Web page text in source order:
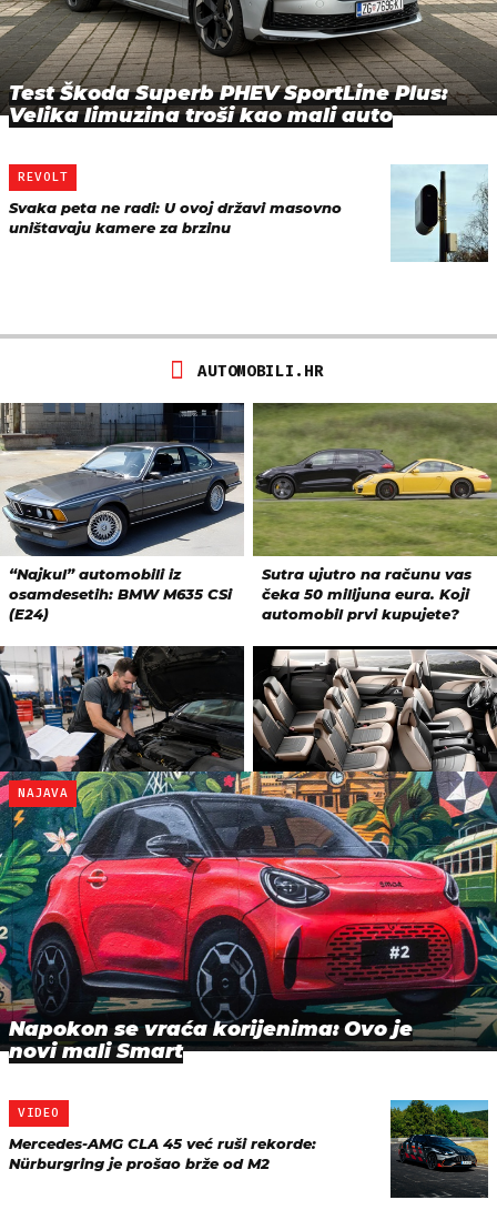
Test Škoda Superb PHEV SportLine Plus:
Velika limuzina troši kao mali auto
REVOLT
Svaka peta ne radi: U ovoj državi masovno
uništavaju kamere za brzinu
NAJAVA
Napokon se vraća korijenima: Ovo je
novi mali Smart
VIDEO
Mercedes-AMG CLA 45 već ruši rekorde:
Nürburgring je prošao brže od M2